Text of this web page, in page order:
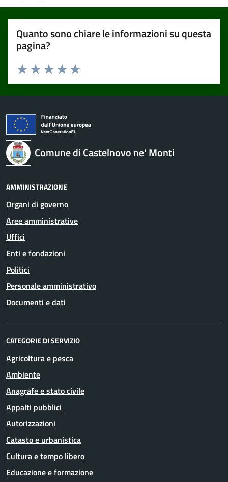
Quanto sono chiare le informazioni su questa
pagina?
Valuta 5 stelle su 5
Valuta 4 stelle su 5
Valuta 3 stelle su 5
Valuta 2 stelle su 5
Valuta 1 stelle su 5
Comune di Castelnovo ne' Monti
AMMINISTRAZIONE
Organi di governo
Aree amministrative
Uffici
Enti e fondazioni
Politici
Personale amministrativo
Documenti e dati
CATEGORIE DI SERVIZIO
Agricoltura e pesca
Ambiente
Anagrafe e stato civile
Appalti pubblici
Autorizzazioni
Catasto e urbanistica
Cultura e tempo libero
Educazione e formazione